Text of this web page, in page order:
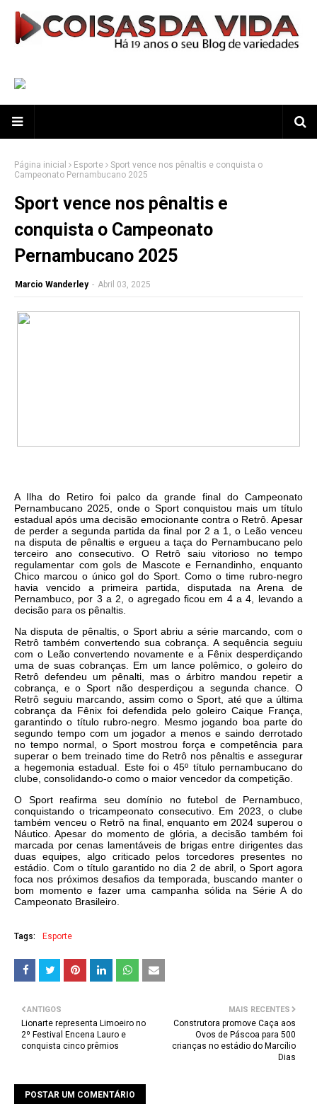
Página inicial Esporte
Sport vence nos pênaltis e conquista o
Campeonato Pernambucano 2025
Sport vence nos pênaltis e
conquista o Campeonato
Pernambucano 2025
Marcio Wanderley - Abril 03, 2025
A Ilha do Retiro foi palco da grande final do Campeonato
Pernambucano 2025, onde o Sport conquistou mais um título
estadual após uma decisão emocionante contra o Retrô. Apesar
de perder a segunda partida da final por 2 a 1, o Leão venceu
na disputa de pênaltis e ergueu a taça do Pernambucano pelo
terceiro ano consecutivo. O Retrô saiu vitorioso no tempo
regulamentar com gols de Mascote e Fernandinho, enquanto
Chico marcou o único gol do Sport. Como o time rubro-negro
havia vencido a primeira partida, disputada na Arena de
Pernambuco, por 3 a 2, o agregado ficou em 4 a 4, levando a
decisão para os pênaltis.
Na disputa de pênaltis, o Sport abriu a série marcando, com o
Retrô também convertendo sua cobrança. A sequência seguiu
com o Leão convertendo novamente e a Fênix desperdiçando
uma de suas cobranças. Em um lance polêmico, o goleiro do
Retrô defendeu um pênalti, mas o árbitro mandou repetir a
cobrança, e o Sport não desperdiçou a segunda chance. O
Retrô seguiu marcando, assim como o Sport, até que a última
cobrança da Fênix foi defendida pelo goleiro Caique França,
garantindo o título rubro-negro. Mesmo jogando boa parte do
segundo tempo com um jogador a menos e saindo derrotado
no tempo normal, o Sport mostrou força e competência para
superar o bem treinado time do Retrô nos pênaltis e assegurar
a hegemonia estadual. Este foi o 45º título pernambucano do
clube, consolidando-o como o maior vencedor da competição.
O Sport reafirma seu domínio no futebol de Pernambuco,
conquistando o tricampeonato consecutivo. Em 2023, o clube
também venceu o Retrô na final, enquanto em 2024 superou o
Náutico. Apesar do momento de glória, a decisão também foi
marcada por cenas lamentáveis de brigas entre dirigentes das
duas equipes, algo criticado pelos torcedores presentes no
estádio. Com o título garantido no dia 2 de abril, o Sport agora
foca nos próximos desafios da temporada, buscando manter o
bom momento e fazer uma campanha sólida na Série A do
Campeonato Brasileiro.
Tags: Esporte
MAIS RECENTES
Construtora promove Caça aos
Ovos de Páscoa para 500
crianças no estádio do Marcílio
Dias
ANTIGOS
Lionarte representa Limoeiro no
2º Festival Encena Lauro e
conquista cinco prêmios
POSTAR UM COMENTÁRIO